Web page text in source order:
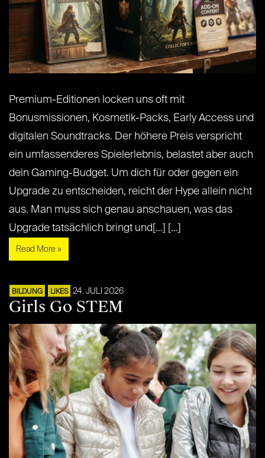
Premium-Editionen locken uns oft mit
Bonusmissionen, Kosmetik-Packs, Early Access und
digitalen Soundtracks. Der höhere Preis verspricht
ein umfassenderes Spielerlebnis, belastet aber auch
dein Gaming-Budget. Um dich für oder gegen ein
Upgrade zu entscheiden, reicht der Hype allein nicht
aus. Man muss sich genau anschauen, was das
Upgrade tatsächlich bringt und[...] [...]
Read More »
BILDUNG LIKES 24. JULI 2026
Girls Go STEM